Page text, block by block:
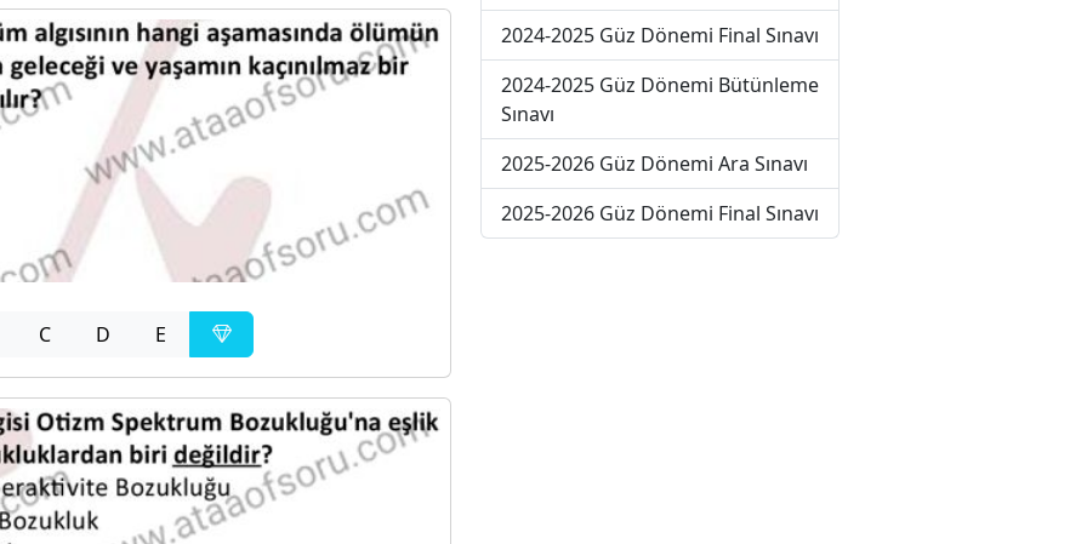
C D E
2024-2025 Güz Dönemi Final Sınavı
2024-2025 Güz Dönemi Bütünleme
Sınavı
2025-2026 Güz Dönemi Ara Sınavı
2025-2026 Güz Dönemi Final Sınavı